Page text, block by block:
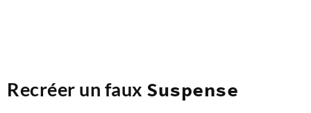
Recréer un faux Suspense